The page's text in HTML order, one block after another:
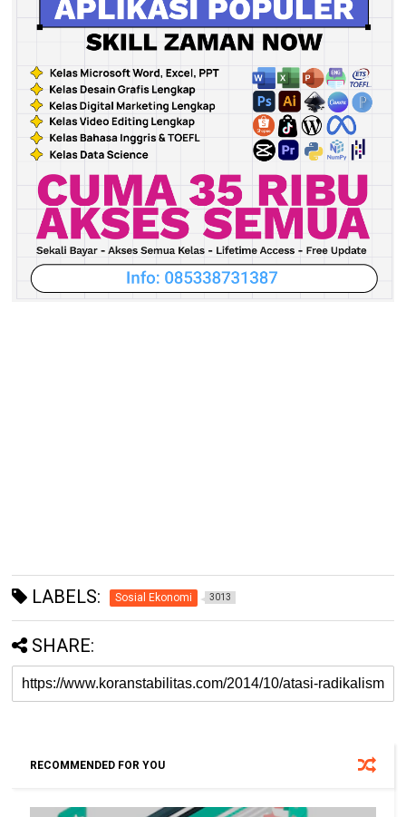
LABELS: Sosial Ekonomi 3013
SHARE:
RECOMMENDED FOR YOU